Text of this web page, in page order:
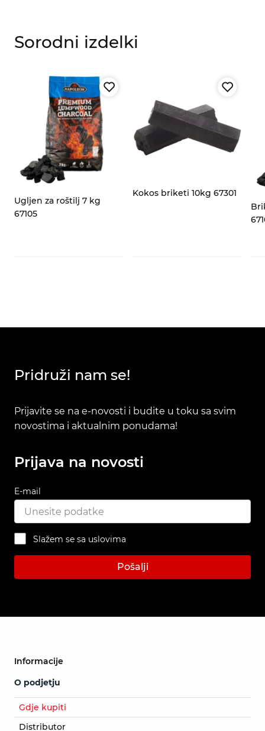
Sorodni izdelki
Ugljen za roštilj 7 kg
67105
Kokos briketi 10kg 67301
Pridruži nam se!
Prijavite se na e-novosti i budite u toku sa svim
novostima i aktualnim ponudama!
Prijava na novosti
E-mail
Slažem se sa uslovima
Pošalji
Informacije
O podjetju
Gdje kupiti
Distributor